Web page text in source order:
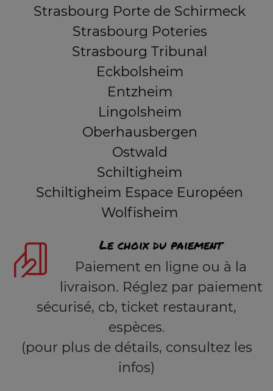
Strasbourg Porte de Schirmeck
Strasbourg Poteries
Strasbourg Tribunal
Eckbolsheim
Entzheim
Lingolsheim
Oberhausbergen
Ostwald
Schiltigheim
Schiltigheim Espace Européen
Wolfisheim
Le choix du paiement
Paiement en ligne ou à la
livraison. Réglez par paiement
sécurisé, cb, ticket restaurant,
espèces.
(pour plus de détails, consultez les
infos)